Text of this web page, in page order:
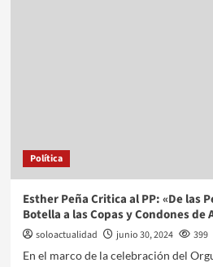
Política
Esther Peña Critica al PP: «De las
Botella a las Copas y Condones de
soloactualidad junio 30, 2024
399
En el marco de la celebración del